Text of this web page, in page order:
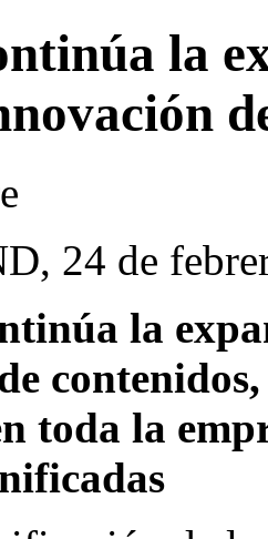
la
24 de
la
toda la